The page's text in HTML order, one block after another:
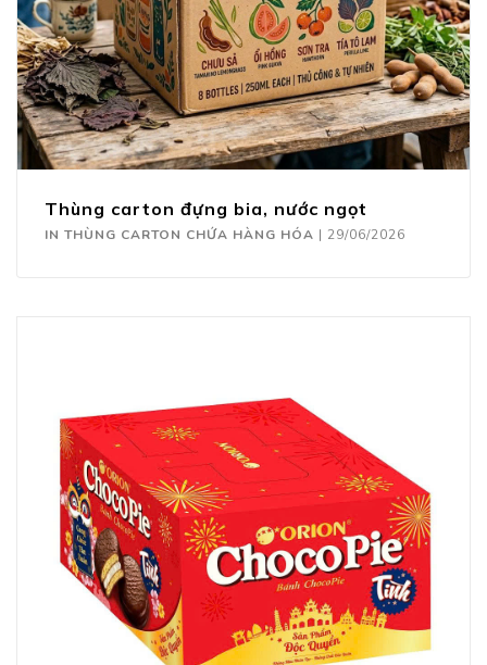
Thùng carton đựng bia, nước ngọt
IN THÙNG CARTON CHỨA HÀNG HÓA | 29/06/2026